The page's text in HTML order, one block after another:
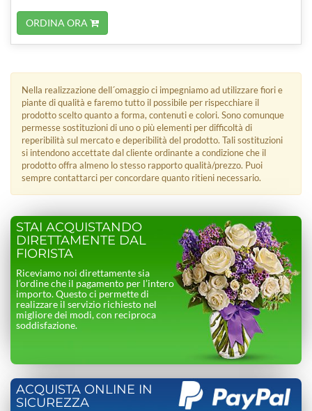
ORDINA ORA
Nella realizzazione dell´omaggio ci impegniamo ad utilizzare fiori e
piante di qualità e faremo tutto il possibile per rispecchiare il
prodotto scelto quanto a forma, contenuti e colori. Sono comunque
permesse sostituzioni di uno o più elementi per difficoltà di
reperibilità sul mercato e deperibilità del prodotto. Tali sostituzioni
si intendono accettate dal cliente ordinante a condizione che il
prodotto offra almeno lo stesso rapporto qualità/prezzo. Puoi
sempre contattarci per concordare quanto ritieni necessario.
STAI ACQUISTANDO
DIRETTAMENTE DAL
FIORISTA
Riceviamo noi direttamente sia
l’ordine che il pagamento per l’intero
importo. Questo ci permette di
realizzare il servizio richiesto nel
migliore dei modi, con reciproca
soddisfazione.
ACQUISTA ONLINE IN
SICUREZZA